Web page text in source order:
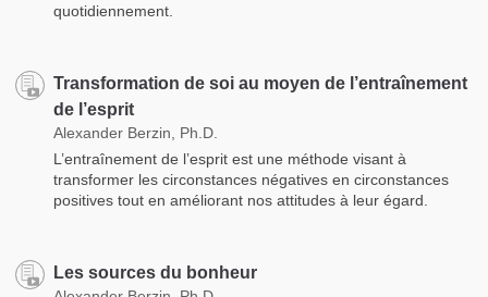
quotidiennement.
Transformation de soi au moyen de l’entraînement
de l’esprit
Alexander Berzin, Ph.D.
L’entraînement de l’esprit est une méthode visant à
transformer les circonstances négatives en circonstances
positives tout en améliorant nos attitudes à leur égard.
Les sources du bonheur